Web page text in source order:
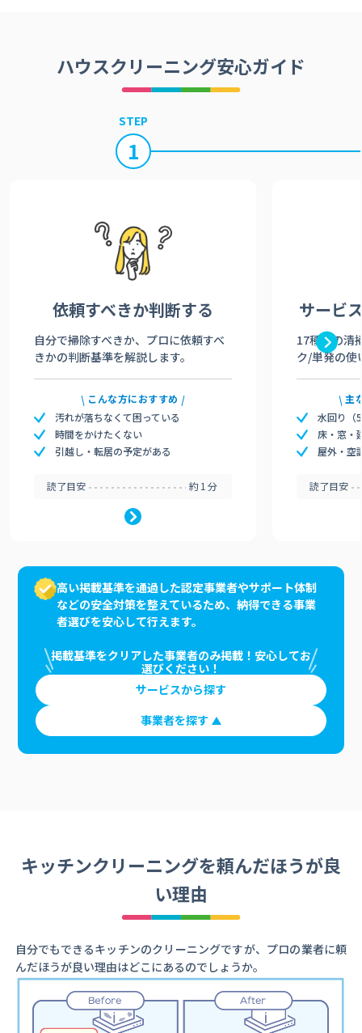
ハウスクリーニング安心ガイド
STEP
1
依頼すべきか判断する
自分で掃除すべきか、プロに依頼すべ
きかの判断基準を解説します。
こんな方におすすめ
汚れが落ちなくて困っている
時間をかけたくない
引越し・転居の予定がある
読了目安 約1分
サービ
17種類の清
ク/単発の使
主
水回り（
床・窓・
屋外・空
読了目安
高い掲載基準を通過した認定事業者やサポート体制
などの安全対策を整えているため、納得できる事業
者選びを安心して行えます。
掲載基準をクリアした事業者のみ掲載！安心してお
選びください！
サービスから探す
事業者を探す
キッチンクリーニングを頼んだほうが良
い理由
自分でもできるキッチンのクリーニングですが、プロの業者に頼
んだほうが良い理由はどこにあるのでしょうか。